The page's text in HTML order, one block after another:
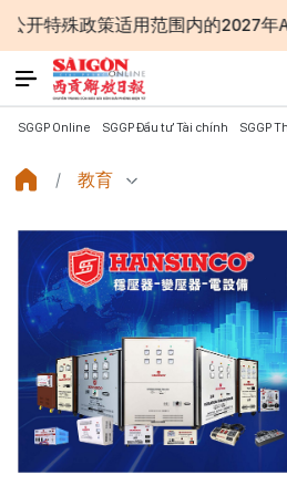
适用范围内的2027年APEC领导人
SGGP Online SGGP Đầu tư Tài chính SGGP
教育